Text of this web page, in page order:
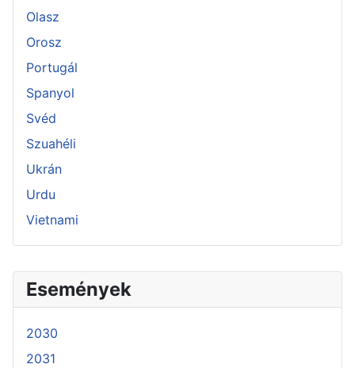
Események
2030
2031
Olasz
Orosz
Portugál
Spanyol
Svéd
Szuahéli
Ukrán
Urdu
Vietnami